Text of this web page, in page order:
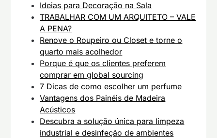
Ideias para Decoração na Sala
TRABALHAR COM UM ARQUITETO – VALE
A PENA?
Renove o Roupeiro ou Closet e torne o
quarto mais acolhedor
Porque é que os clientes preferem
comprar em global sourcing
7 Dicas de como escolher um perfume
Vantagens dos Painéis de Madeira
Acústicos
Descubra a solução única para limpeza
industrial e desinfeção de ambientes